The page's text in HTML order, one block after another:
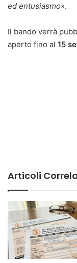
ed entusiasmo».
Il bando verrà
aperto fino al 15
Articoli